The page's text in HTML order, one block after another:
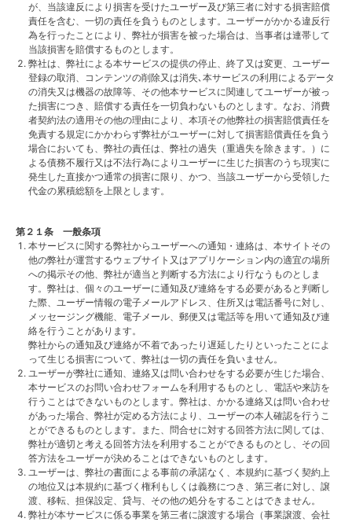
が、当該違反により損害を受けたユーザー及び第三者に対する損害賠償
責任を含む、一切の責任を負うものとします。ユーザーがかかる違反行
為を行ったことにより、弊社が損害を被った場合は、当事者は連帯して
当該損害を賠償するものとします。
弊社は、弊社による本サービスの提供の停止、終了又は変更、ユーザー
登録の取消、コンテンツの削除又は消失､本サービスの利用によるデータ
の消失又は機器の故障等、その他本サービスに関連してユーザーが被っ
た損害につき、賠償する責任を一切負わないものとします。なお、消費
者契約法の適用その他の理由により、本項その他弊社の損害賠償責任を
免責する規定にかかわらず弊社がユーザーに対して損害賠償責任を負う
場合においても、弊社の責任は、弊社の過失（重過失を除きます。）に
よる債務不履行又は不法行為によりユーザーに生じた損害のうち現実に
発生した直接かつ通常の損害に限り、かつ、当該ユーザーから受領した
代金の累積総額を上限とします。
第２１条 一般条項
本サービスに関する弊社からユーザーへの通知・連絡は、本サイトその
他の弊社が運営するウェブサイト又はアプリケーション内の適宜の場所
への掲示その他、弊社が適当と判断する方法により行なうものとしま
す。弊社は、個々のユーザーに通知及び連絡をする必要があると判断し
た際、ユーザー情報の電子メールアドレス、住所又は電話番号に対し、
メッセージング機能、電子メール、郵便又は電話等を用いて通知及び連
絡を行うことがあります。
弊社からの通知及び連絡が不着であったり遅延したりといったことによ
って生じる損害について、弊社は一切の責任を負いません。
ユーザーが弊社に通知、連絡又は問い合わせをする必要が生じた場合、
本サービスのお問い合わせフォームを利用するものとし、電話や来訪を
行うことはできないものとします。弊社は、かかる連絡又は問い合わせ
があった場合、弊社が定める方法により、ユーザーの本人確認を行うこ
とができるものとします。また、問合せに対する回答方法に関しては、
弊社が適切と考える回答方法を利用することができるものとし、その回
答方法をユーザーが決めることはできないものとします。
ユーザーは、弊社の書面による事前の承諾なく、本規約に基づく契約上
の地位又は本規約に基づく権利もしくは義務につき、第三者に対し、譲
渡、移転、担保設定、貸与、その他の処分をすることはできません。
弊社が本サービスに係る事業を第三者に譲渡する場合（事業譲渡、会社